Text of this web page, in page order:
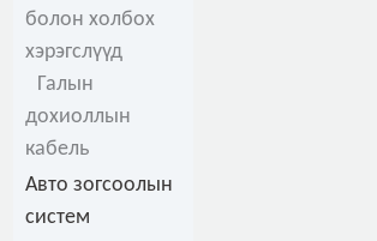
болон холбох
хэрэгслүүд
Галын
дохиоллын
кабель
Авто зогсоолын
систем